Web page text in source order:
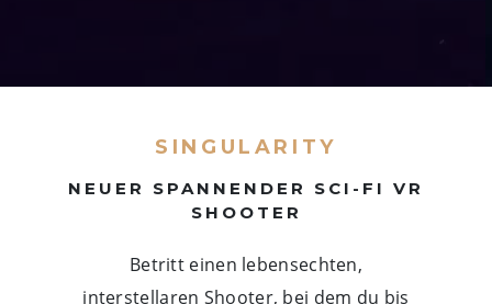
SINGULARITY
NEUER SPANNENDER SCI-FI VR
SHOOTER
Betritt einen lebensechten,
interstellaren Shooter, bei dem du bis